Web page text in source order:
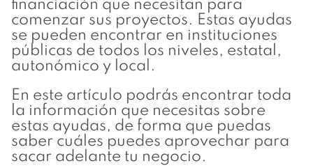
financiación que necesitan para
comenzar sus proyectos. Estas ayudas
se pueden encontrar en instituciones
públicas de todos los niveles, estatal,
autonómico y local.
En este artículo podrás encontrar toda
la información que necesitas sobre
estas ayudas, de forma que puedas
saber cuáles puedes aprovechar para
sacar adelante tu negocio.